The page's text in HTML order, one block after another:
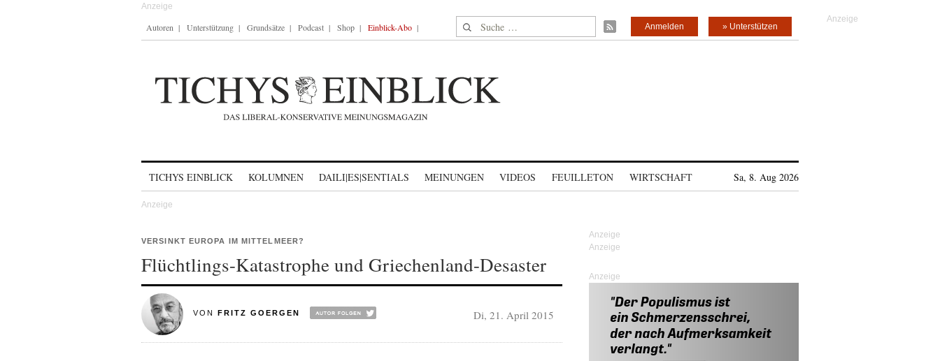
Autoren Unterstützung Grundsätze Podcast Shop Einblick-Abo Suche nach: » Unterstützen
Anmelden
TICHYS EINBLICK KOLUMNEN DAILI|ES|SENTIALS MEINUNGEN VIDEOS FEUILLETON WIRTSCHAFT Sa, 8. Aug 2026
VERSINKT EUROPA IM MITTELMEER?
Flüchtlings-Katastrophe und Griechenland-Desaster
VON FRITZ GOERGEN Di, 21. April 2015
Anzeige